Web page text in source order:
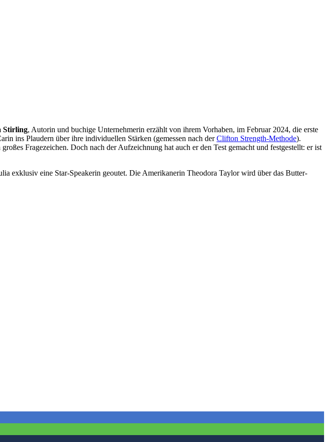
Stirling, Autorin und buchige Unternehmerin erzählt von ihrem Vorhaben, im Februar 2024, die erste
ins Plaudern über ihre individuellen Stärken (gemessen nach derClifton Strength-Methode).
großes Fragezeichen. Doch nach der Aufzeichnung hat auch er den Test gemacht und festgestellt: er ist
exklusiv eine Star-Speakerin geoutet. Die Amerikanerin Theodora Taylor wird über das Butter-